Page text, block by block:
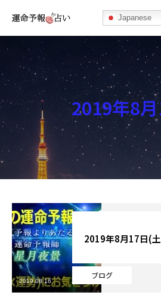
Japanese
運命予報占い
運命予報占いとは
あなたの所属部屋を探そう！
最恐の相性占い
秘伝公開！吉凶カレンダー
記事カテゴリー
ブログ
お知らせ
芸能界
2019年8
ブログ
2019年8月17日(
2019.08.16